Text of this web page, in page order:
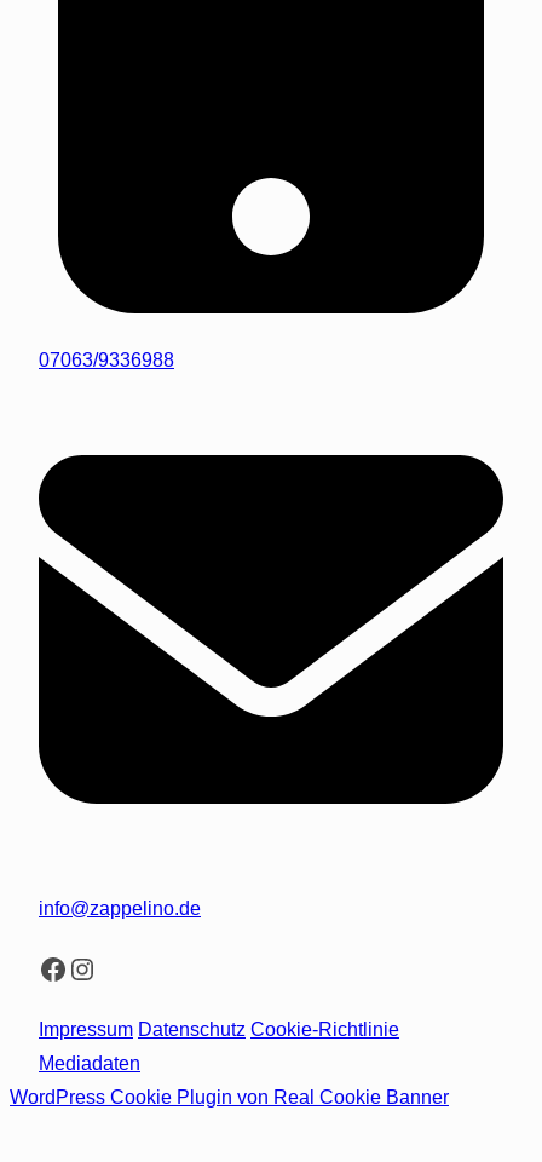
07063/9336988
info@zappelino.de
Facebook
Instagram
Impressum Datenschutz Cookie-Richtlinie
Mediadaten
WordPress Cookie Plugin von Real Cookie Banner